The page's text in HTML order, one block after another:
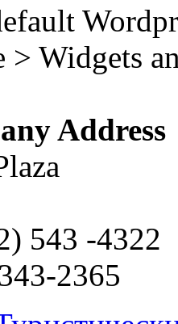
> Widgets
Address
543 -4322
2365